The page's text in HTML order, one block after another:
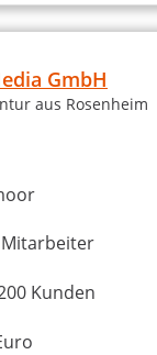
Sie für Ihre
Agentur
finden
Informationen,
in
GmbH
aus Rosenheim
Mitarbeiter
Kunden